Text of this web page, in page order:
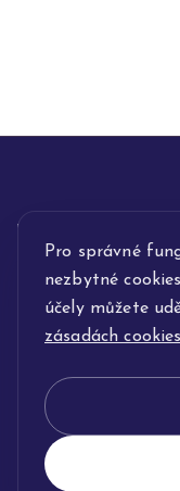
Pro správné
nezbytné
účely můžete
zásadách cookies
INFORMACE
POPIS SLUŽEB
KLENOTNICTVÍ